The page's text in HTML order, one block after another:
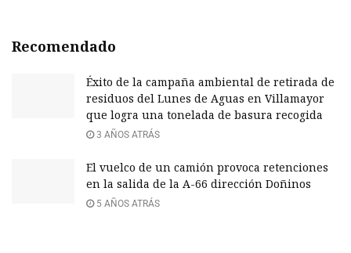
Recomendado
Éxito de la campaña ambiental de retirada de
residuos del Lunes de Aguas en Villamayor
que logra una tonelada de basura recogida
3 AÑOS ATRÁS
El vuelco de un camión provoca retenciones
en la salida de la A-66 dirección Doñinos
5 AÑOS ATRÁS